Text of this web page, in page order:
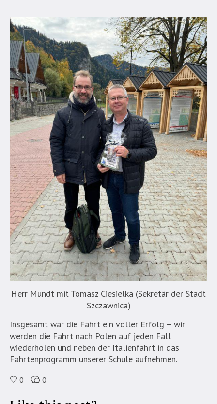
Herr Mundt mit Tomasz Ciesielka (Sekretär der Stadt
Szczawnica)
Insgesamt war die Fahrt ein voller Erfolg – wir
werden die Fahrt nach Polen auf jeden Fall
wiederholen und neben der Italienfahrt in das
Fahrtenprogramm unserer Schule aufnehmen.
0 0